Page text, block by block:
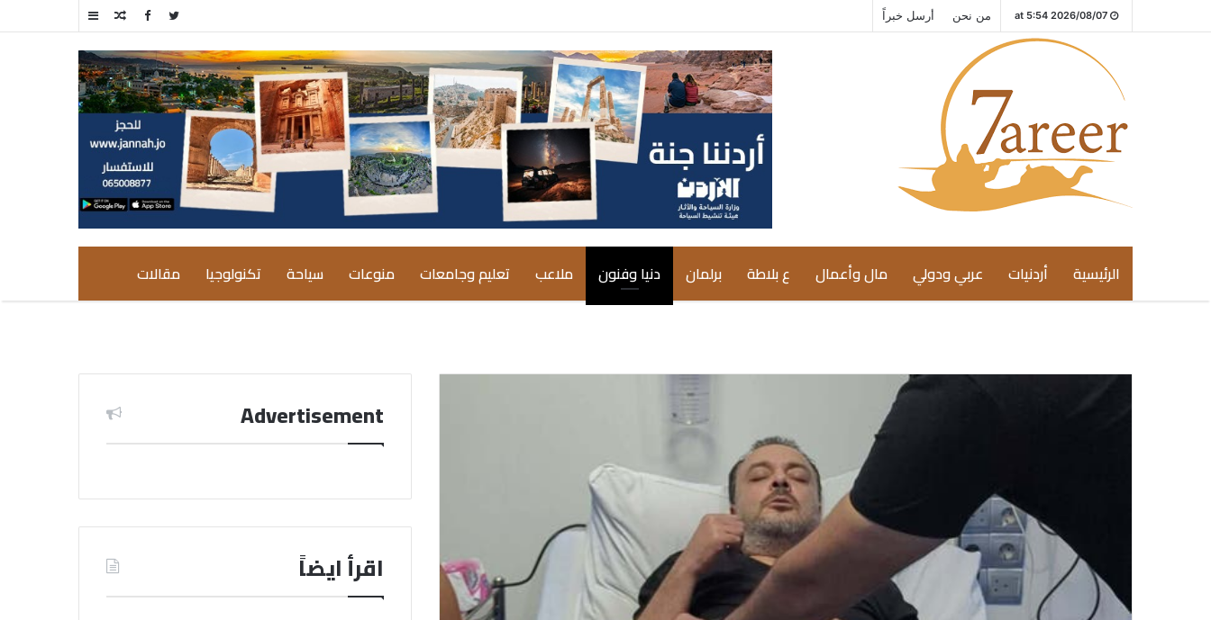
2026/08/07 at 5:54 من نحن أرسل خبراً إضافة
جانبي
مقال
الرئيسية أردنيات عربي ودولي مال وأعمال ع بلاطة برلمان دنيا وفنون ملاعب تعليم وجامعات منوعات سياحة تكنولوجيا مقالات
Advertisement
اقرأ ايضاً